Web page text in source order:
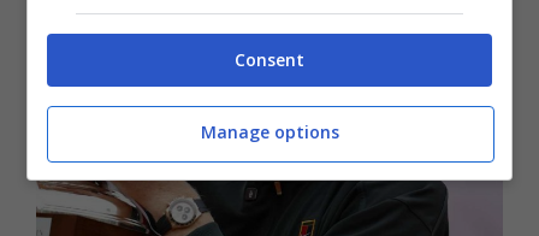
Consent
Manage options